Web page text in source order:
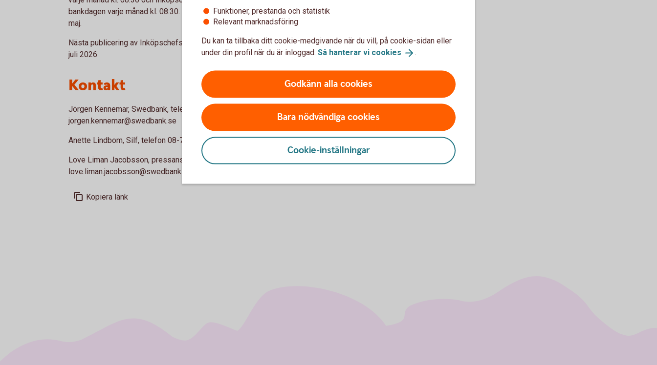
bankdagen varje månad kl. 08:30. Undersökningen för PMI-tjänster gjordes under 8 – 26
maj.
Nästa publicering av Inköpschefsindex – tjänster och PMI-Composite: fredagen den 3
juli 2026
Kontakt
Jörgen Kennemar, Swedbank, telefon 070-643 83 29, e-post:
jorgen.kennemar@swedbank.se
Anette Lindbom, Silf, telefon 08-752 16 70, e-post: silfonline@silf.se
Love Liman Jacobsson, pressansvarig, telefon 072-233 92 32, e-post:
love.liman.jacobsson@swedbank.se
Kopiera länk
Funktioner, prestanda och statistik
Relevant marknadsföring
Du kan ta tillbaka ditt cookie-medgivande när du vill, på cookie-sidan eller
under din profil när du är inloggad. Så hanterar vi cookies .
Godkänn alla cookies
Bara nödvändiga cookies
Cookie-inställningar